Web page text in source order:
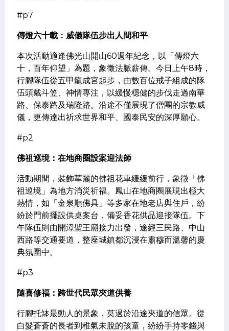
#p7
​傳燈六十載：威儀隊伍步出人間和平
​本次活動適逢佛光山開山60週年紀念，以「傳燈六
十，百年仰望」為題，象徵法脈薪傳。今日上午8時，
行腳隊伍從五甲龍成宮起步，由數百位戒子組成的隊
伍頭戴斗笠、神情專注，以緩慢穩健的步伐走過南華
路、保泰路及瑞隆路。沿途不僅展現了僧團的宗教威
儀，更傳達出祈求世界和平、國泰民安的深厚願心。
#p2
​佛祖巡境：在地商圈設案迎法師
​活動期間，裝飾華麗的佛祖花車緩緩前行，象徵「佛
祖巡境」為地方消災祈福。鳳山在地商圈展現出極大
熱情，如「金泉順佛具」等多家在地老店與住戶，紛
紛於門前擺設供桌案台，備妥香花供品迎接隊伍。下
午隊伍則由開漳聖王廟接力出發，途經三民路、中山
西路等交通要道，整座城鎮都沉浸在肅穆而溫馨的慶
典氛圍中。
#p3
隨喜修福：跨世代民眾夾道供養
​行腳托缽最動人的景象，莫過於沿途夾道的信眾。從
白髮蒼蒼的長者到稚氣未脫的孩童，紛紛手持零錢與